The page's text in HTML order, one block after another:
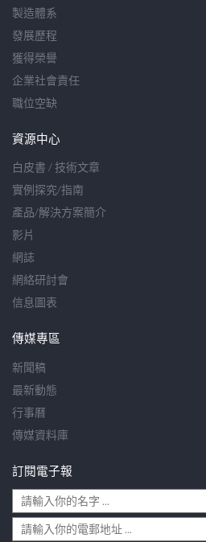
製造體系
發展歷程
獲得榮譽
企業社會責任
職位空缺
資源中心
白皮書 / 技術文章
實例探究/指南
產品/解決方案簡介
影片
網誌
網絡研討會
信息圖表
傳媒專區
新聞稿
最新動態
行事曆
傳媒資料庫
訂閱電子報